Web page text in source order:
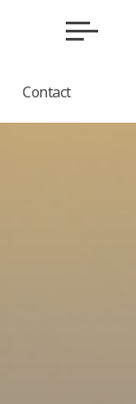
Contact